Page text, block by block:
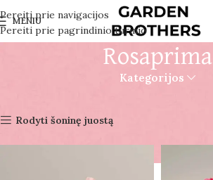
Pereiti prie navigacijos
Pereiti prie pagrindinio turinio
MENIU
Rosaprima
Kategorijos
Rodyti šoninę juostą